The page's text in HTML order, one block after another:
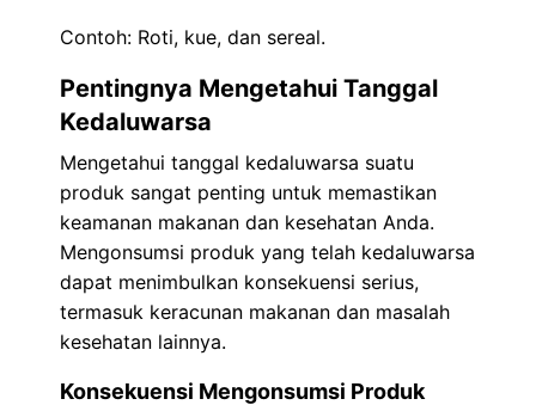
Contoh: Roti, kue, dan sereal.
Pentingnya Mengetahui Tanggal
Kedaluwarsa
Mengetahui tanggal kedaluwarsa suatu
produk sangat penting untuk memastikan
keamanan makanan dan kesehatan Anda.
Mengonsumsi produk yang telah kedaluwarsa
dapat menimbulkan konsekuensi serius,
termasuk keracunan makanan dan masalah
kesehatan lainnya.
Konsekuensi Mengonsumsi Produk